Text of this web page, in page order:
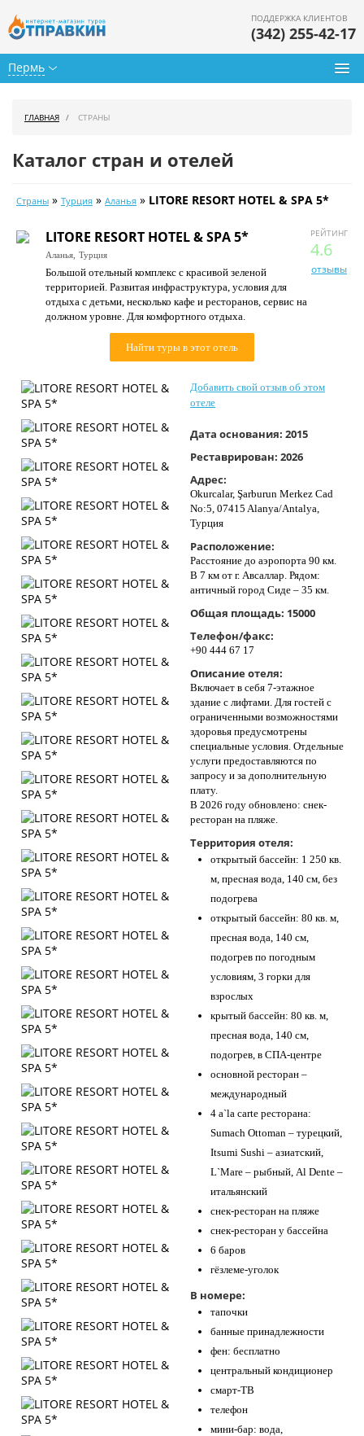
Пермь
ПОДДЕРЖКА КЛИЕНТОВ
(342) 255-42-17
Календарь туров
Цены дня
Страны
Как купить
Контакты
ГЛАВНАЯ СТРАНЫ
Каталог стран и отелей
Страны » Турция » Аланья » LITORE RESORT HOTEL & SPA 5*
РЕЙТИНГ
4.6
отзывы
LITORE RESORT HOTEL & SPA 5*
Аланья, Турция
Большой отельный комплекс с красивой зеленой
территорией. Развитая инфраструктура, условия для
отдыха с детьми, несколько кафе и ресторанов, сервис на
должном уровне. Для комфортного отдыха.
Найти туры в этот отель
Добавить свой отзыв об этом
отеле
Дата основания: 2015
Реставрирован: 2026
Адрес:
Okurcalar, Şarburun Merkez Cad
No:5, 07415 Alanya/Antalya,
Турция
Расположение:
Расстояние до аэропорта 90 км.
В 7 км от г. Авсаллар. Рядом:
античный город Сиде – 35 км.
Общая площадь: 15000
Телефон/факс:
+90 444 67 17
Описание отеля:
Включает в себя 7-этажное
здание с лифтами. Для гостей с
ограниченными возможностями
здоровья предусмотрены
специальные условия. Отдельные
услуги предоставляются по
запросу и за дополнительную
плату.
В 2026 году обновлено: снек-
ресторан на пляже.
Территория отеля:
открытый бассейн: 1 250 кв.
м, пресная вода, 140 см, без
подогрева
открытый бассейн: 80 кв. м,
пресная вода, 140 см,
подогрев по погодным
условиям, 3 горки для
взрослых
крытый бассейн: 80 кв. м,
пресная вода, 140 см,
подогрев, в СПА-центре
основной ресторан –
международный
4 a`la carte ресторана:
Sumach Ottoman – турецкий,
Itsumi Sushi – азиатский,
L`Mare – рыбный, Al Dente –
итальянский
снек-ресторан на пляже
снек-ресторан у бассейна
6 баров
гёзлеме-уголок
В номере:
тапочки
банные принадлежности
фен: бесплатно
центральный кондиционер
смарт-ТВ
телефон
мини-бар: вода,